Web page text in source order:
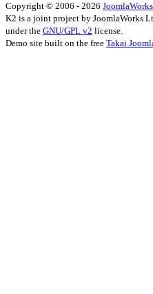
Copyright © 2006 - 2026
K2 is a joint project by JoomlaWorks
under the GNU/GPL v2 license.
Demo site built on the free Takai